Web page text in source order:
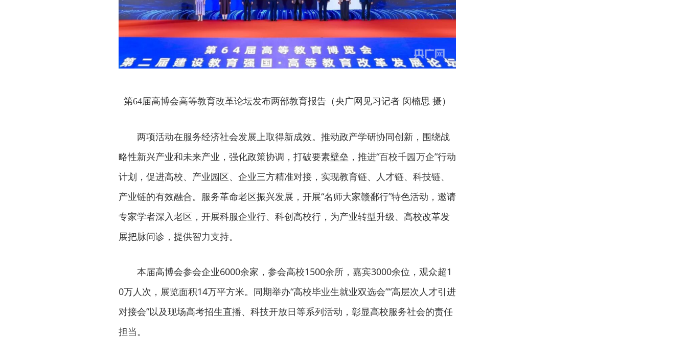
第64届高博会高等教育改革论坛发布两部教育报告（央广网见习记者 闵楠思 摄）
两项活动在服务经济社会发展上取得新成效。推动政产学研协同创新，围绕战
略性新兴产业和未来产业，强化政策协调，打破要素壁垒，推进“百校千园万企”行动
计划，促进高校、产业园区、企业三方精准对接，实现教育链、人才链、科技链、
产业链的有效融合。服务革命老区振兴发展，开展“名师大家赣鄱行”特色活动，邀请
专家学者深入老区，开展科服企业行、科创高校行，为产业转型升级、高校改革发
展把脉问诊，提供智力支持。
本届高博会参会企业6000余家，参会高校1500余所，嘉宾3000余位，观众超1
0万人次，展览面积14万平方米。同期举办“高校毕业生就业双选会”“高层次人才引进
对接会”以及现场高考招生直播、科技开放日等系列活动，彰显高校服务社会的责任
担当。